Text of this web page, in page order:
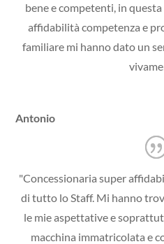
bene e competenti, in
affidabilità competenza e
familiare mi hanno dato un
Antonio
"Concessionaria super
di tutto lo Staff. Mi hanno
le mie aspettative e
macchina immatricolata e